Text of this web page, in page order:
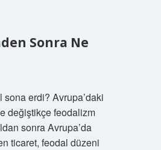
Sonra Ne
sona erdi? Avrupa’daki
değiştikçe feodalizm
sonra Avrupa’da
ticaret, feodal düzeni